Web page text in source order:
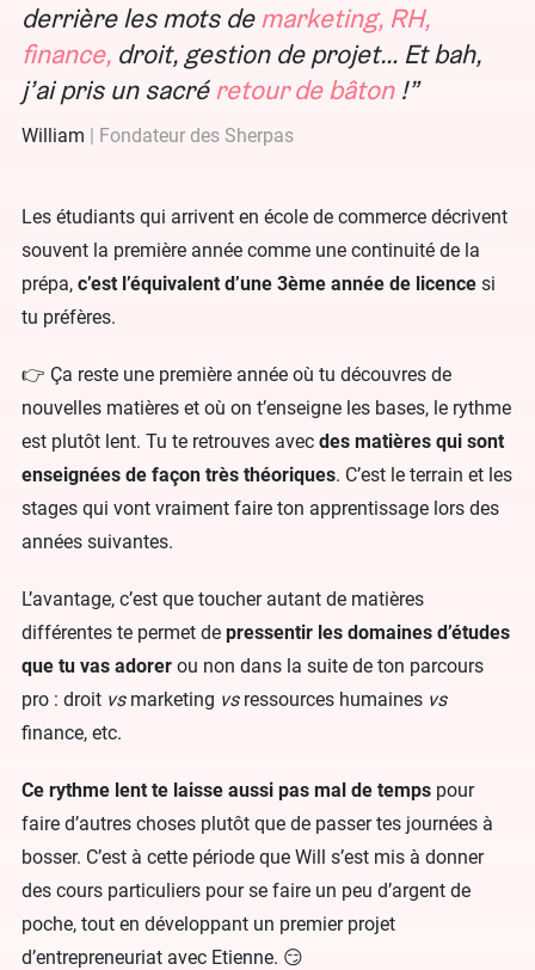
derrière les mots demarketing, RH,
finance, droit, gestion de projet… Et bah,
j’ai pris un sacréretour de bâton!
William Fondateur des Sherpas
Les étudiants qui arrivent en école de commerce décrivent
souvent la première année comme une continuité de la
prépa, c’est l’équivalent d’une 3ème année de licence si
tu préfères.
👉 Ça reste une première année où tu découvres de
nouvelles matières et où on t’enseigne les bases, le rythme
est plutôt lent. Tu te retrouves avec des matières qui sont
enseignées de façon très théoriques. C’est le terrain et les
stages qui vont vraiment faire ton apprentissage lors des
années suivantes.
L’avantage, c’est que toucher autant de matières
différentes te permet de pressentir les domaines d’études
que tu vas adorer ou non dans la suite de ton parcours
pro : droit vs marketing vs ressources humaines vs
finance, etc.
Ce rythme lent te laisse aussi pas mal de temps pour
faire d’autres choses plutôt que de passer tes journées à
bosser. C’est à cette période que Will s’est mis à donner
des cours particuliers pour se faire un peu d’argent de
poche, tout en développant un premier projet
d’entrepreneuriat avec Etienne. 😏